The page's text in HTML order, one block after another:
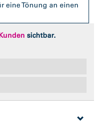
eine Tönung an einen
sichtbar.